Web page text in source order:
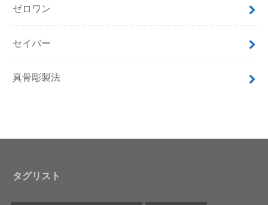
ゼロワン
セイバー
真骨彫製法
タグリスト